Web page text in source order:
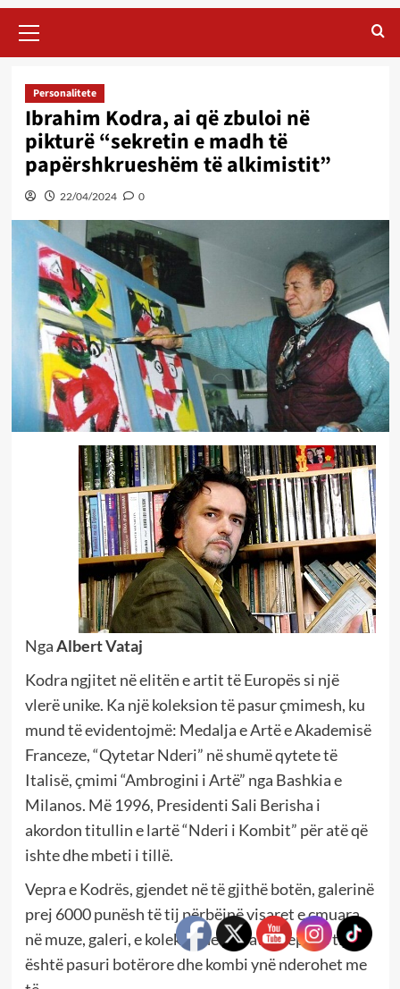
Menu
Personalitete
Ibrahim Kodra, ai që zbuloi në
pikturë “sekretin e madh të
papërshkrueshëm të alkimistit”
22/04/2024 0
NgaAlbert Vataj
Kodra ngjitet në elitën e artit të Europës si një
vlerë unike. Ka një koleksion të pasur çmimesh, ku
mund të evidentojmë: Medalja e Artë e Akademisë
Franceze, “Qytetar Nderi” në shumë qytete të
Italisë, çmimi “Ambrogini i Artë” nga Bashkia e
Milanos. Më 1996, Presidenti Sali Berisha i
akordon titullin e lartë “Nderi i Kombit” për atë që
ishte dhe mbeti i tillë.
Vepra e Kodrës, gjendet në të gjithë botën, galerinë
prej 6000 punësh të tij përbëjnë visaret e çmuara
në muze, galeri, e koleksione private. Vepra e tij
është pasuri botërore dhe kombi ynë nderohet me